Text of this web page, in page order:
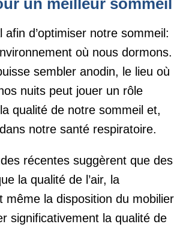
un meilleur sommeil
afin d’optimiser notre sommeil:
où nous dormons.
sembler anodin, le lieu où
nuits peut jouer un rôle
qualité de notre sommeil et,
notre santé respiratoire.
récentes suggèrent que des
la qualité de l’air, la
même la disposition du mobilier
significativement la qualité de